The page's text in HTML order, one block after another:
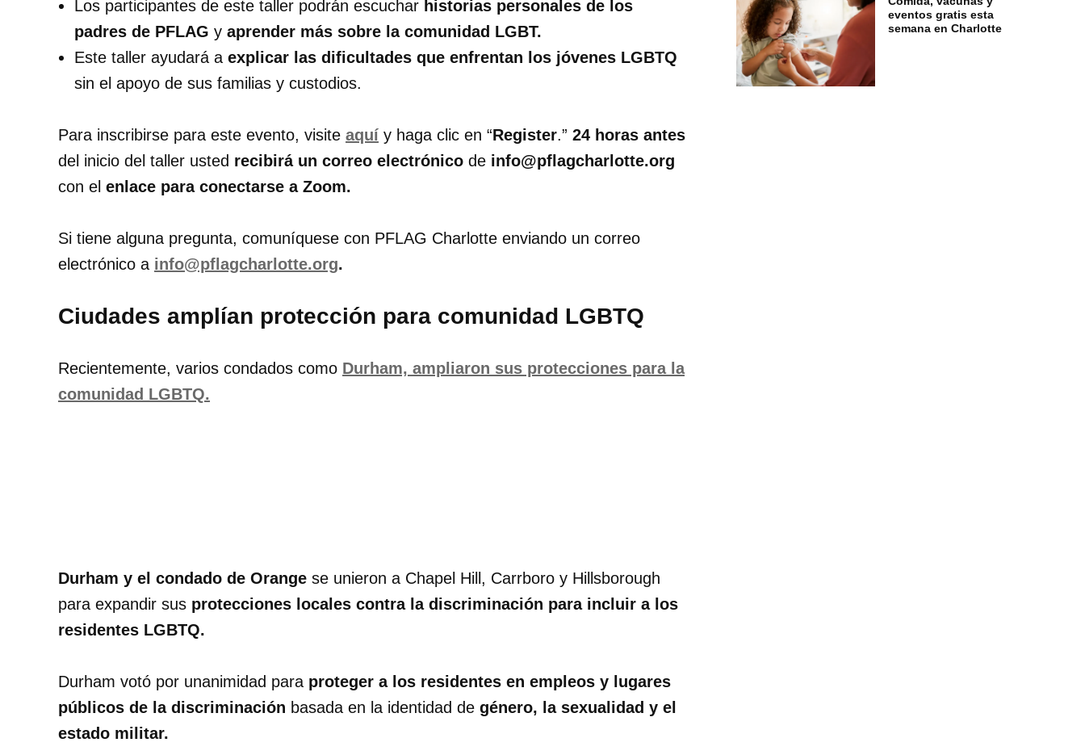
Los participantes de este taller podrán escuchar historias personales de los
padres de PFLAG y aprender más sobre la comunidad LGBT.
Este taller ayudará a explicar las dificultades que enfrentan los jóvenes LGBTQ
sin el apoyo de sus familias y custodios.
Para inscribirse para este evento, visite aquí y haga clic en “Register.” 24 horas antes
del inicio del taller usted recibirá un correo electrónico de info@pflagcharlotte.org
con el enlace para conectarse a Zoom.
Si tiene alguna pregunta, comuníquese con PFLAG Charlotte enviando un correo
electrónico a info@pflagcharlotte.org.
Ciudades amplían protección para comunidad LGBTQ
Recientemente, varios condados como Durham, ampliaron sus protecciones para la
comunidad LGBTQ.
Durham y el condado de Orange se unieron a Chapel Hill, Carrboro y Hillsborough
para expandir sus protecciones locales contra la discriminación para incluir a los
residentes LGBTQ.
Durham votó por unanimidad para proteger a los residentes en empleos y lugares
públicos de la discriminación basada en la identidad de género, la sexualidad y el
estado militar.
eventos gratis esta
semana en Charlotte